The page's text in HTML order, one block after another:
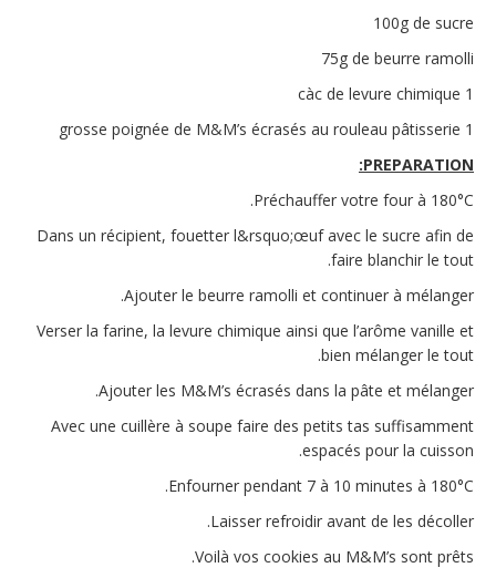
100g de sucre
75g de beurre ramolli
1 càc de levure chimique
1 grosse poignée de M&M’s écrasés au rouleau pâtisserie
PREPARATION:
Préchauffer votre four à 180°C.
Dans un récipient, fouetter l&rsquo;œuf avec le sucre afin de
faire blanchir le tout.
Ajouter le beurre ramolli et continuer à mélanger.
Verser la farine, la levure chimique ainsi que l’arôme vanille et
bien mélanger le tout.
Ajouter les M&M’s écrasés dans la pâte et mélanger.
Avec une cuillère à soupe faire des petits tas suffisamment
espacés pour la cuisson.
Enfourner pendant 7 à 10 minutes à 180°C.
Laisser refroidir avant de les décoller.
Voilà vos cookies au M&M’s sont prêts.